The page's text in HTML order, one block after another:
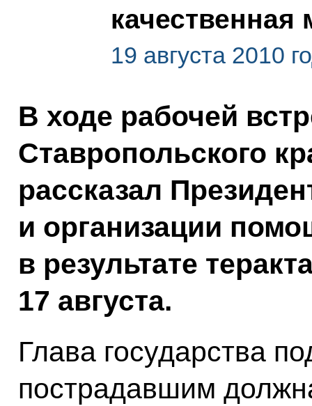
19 августа 2010
В ходе рабочей
Ставропольского
рассказал
и организации
в результате
17 августа.
Глава государства
пострадавшим